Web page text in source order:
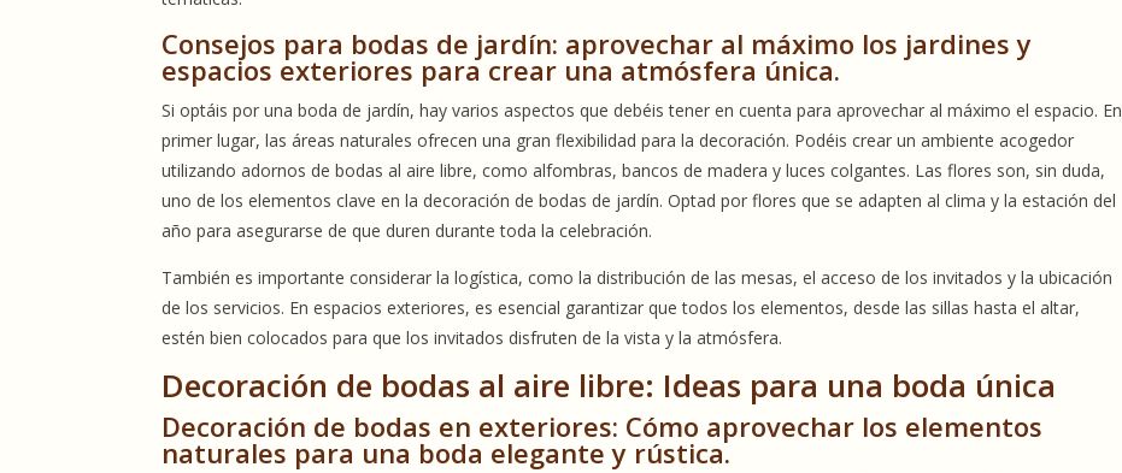
Consejos para bodas de jardín: aprovechar al máximo los jardines y
espacios exteriores para crear una atmósfera única.
Si optáis por una boda de jardín, hay varios aspectos que debéis tener en cuenta para aprovechar al máximo el espacio. En
primer lugar, las áreas naturales ofrecen una gran flexibilidad para la decoración. Podéis crear un ambiente acogedor
utilizando adornos de bodas al aire libre, como alfombras, bancos de madera y luces colgantes. Las flores son, sin duda,
uno de los elementos clave en la decoración de bodas de jardín. Optad por flores que se adapten al clima y la estación del
año para asegurarse de que duren durante toda la celebración.
También es importante considerar la logística, como la distribución de las mesas, el acceso de los invitados y la ubicación
de los servicios. En espacios exteriores, es esencial garantizar que todos los elementos, desde las sillas hasta el altar,
estén bien colocados para que los invitados disfruten de la vista y la atmósfera.
Decoración de bodas al aire libre: Ideas para una boda única
Decoración de bodas en exteriores: Cómo aprovechar los elementos
naturales para una boda elegante y rústica.